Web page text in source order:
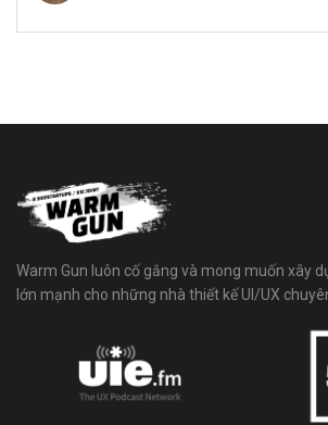
Warm Gun luôn cố gắng và mong muốn xây
lớn mạnh cho những nhà thiết kế UI/UX